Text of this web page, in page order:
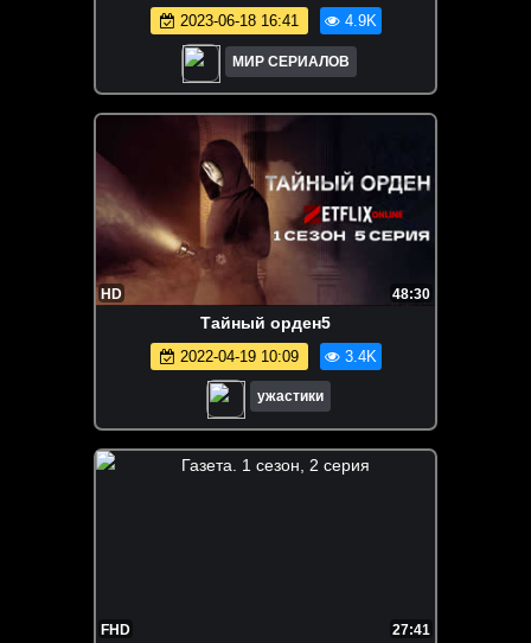
2023-06-18 16:41 4.9K
МИР СЕРИАЛОВ
HD 48:30
Тайный орден5
2022-04-19 10:09 3.4K
ужастики
FHD 27:41